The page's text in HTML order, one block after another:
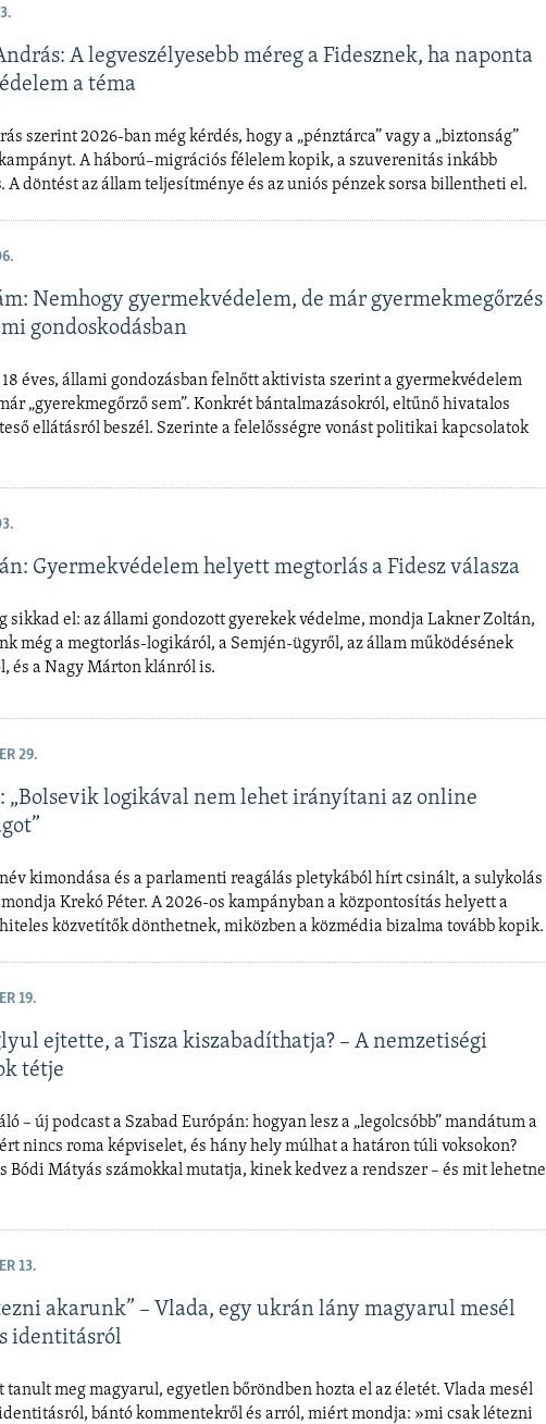
A legveszélyesebb méreg a Fidesznek, ha naponta
a téma
szerint 2026-ban még kérdés, hogy a „pénztárca” vagy a „biztonság”
A háború–migrációs félelem kopik, a szuverenitás inkább
A döntést az állam teljesítménye és az uniós pénzek sorsa billentheti el.
Nemhogy gyermekvédelem, de már gyermekmegőrzés
gondoskodásban
éves, állami gondozásban felnőtt aktivista szerint a gyermekvédelem
„gyerekmegőrző sem”. Konkrét bántalmazásokról, eltűnő hivatalos
ellátásról beszél. Szerinte a felelősségre vonást politikai kapcsolatok
Gyermekvédelem helyett megtorlás a Fidesz válasza
sikkad el: az állami gondozott gyerekek védelme, mondja Lakner Zoltán,
még a megtorlás-logikáról, a Semjén-ügyről, az állam működésének
és a Nagy Márton klánról is.
29.
„Bolsevik logikával nem lehet irányítani az online
kimondása és a parlamenti reagálás pletykából hírt csinált, a sulykolás
Krekó Péter. A 2026-os kampányban a központosítás helyett a
közvetítők dönthetnek, miközben a közmédia bizalma tovább kopik.
19.
ejtette, a Tisza kiszabadíthatja? – A nemzetiségi
tétje
– új podcast a Szabad Európán: hogyan lesz a „legolcsóbb” mandátum a
nincs roma képviselet, és hány hely múlhat a határon túli voksokon?
Bódi Mátyás számokkal mutatja, kinek kedvez a rendszer – és mit lehetne
13.
akarunk” – Vlada, egy ukrán lány magyarul mesél
identitásról
tanult meg magyarul, egyetlen bőröndben hozta el az életét. Vlada mesél
bántó kommentekről és arról, miért mondja: »mi csak létezni